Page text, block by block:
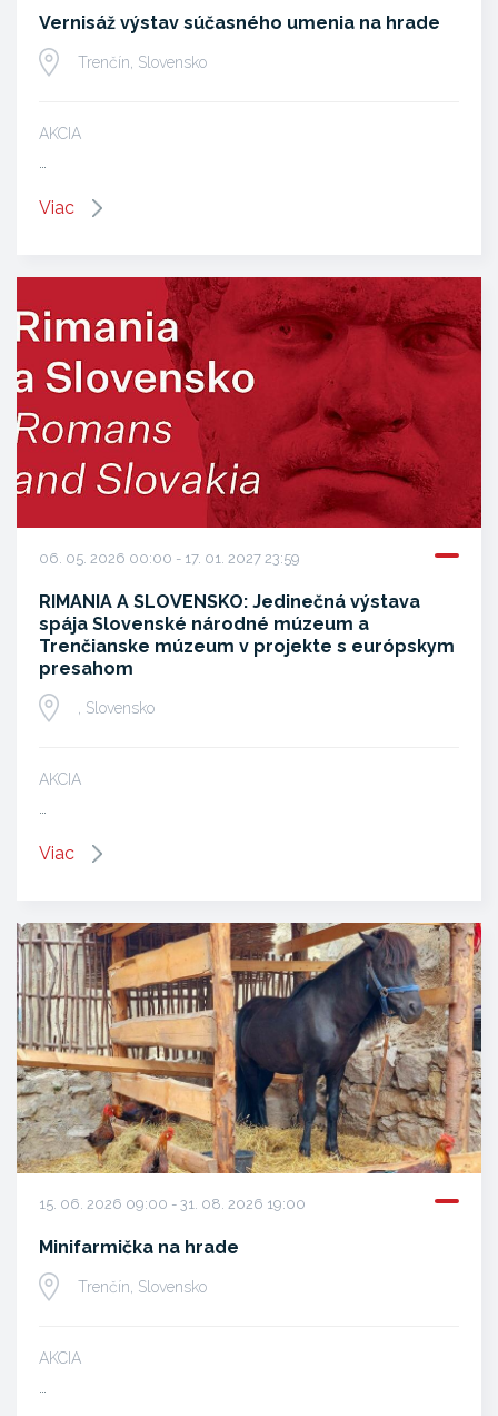
Vernisáž výstav súčasného umenia na hrade
Trenčín, Slovensko
AKCIA
Viac
06. 05. 2026 00:00 - 17. 01. 2027 23:59
RIMANIA A SLOVENSKO: Jedinečná výstava
spája Slovenské národné múzeum a
Trenčianske múzeum v projekte s európskym
presahom
, Slovensko
AKCIA
…
Viac
15. 06. 2026 09:00 - 31. 08. 2026 19:00
Minifarmička na hrade
Trenčín, Slovensko
AKCIA